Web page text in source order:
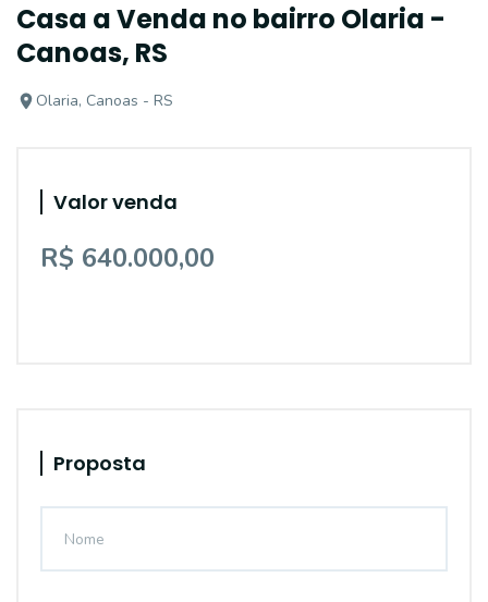
Casa a Venda no bairro Olaria -
Canoas, RS
Olaria, Canoas - RS
Valor venda
R$ 640.000,00
Proposta